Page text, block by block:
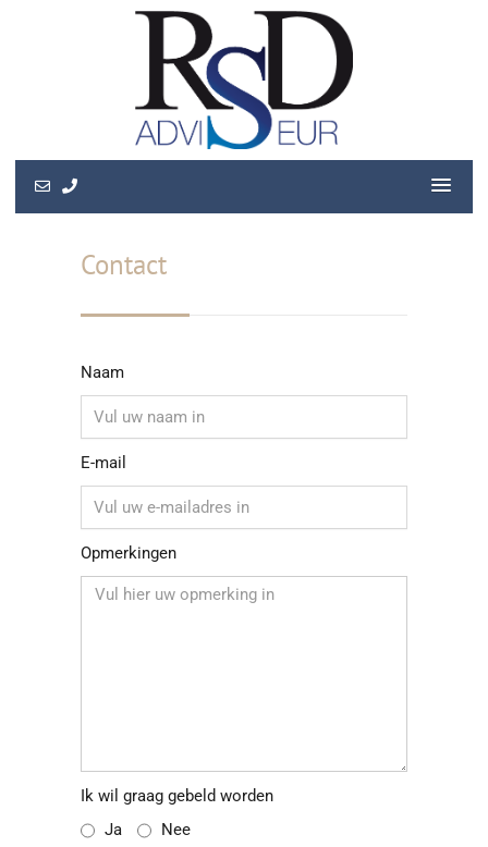
Contact
Naam
E-mail
Opmerkingen
Ik wil graag gebeld worden
Ja
Nee